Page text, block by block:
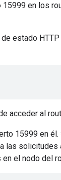
en los
estado
acceder al
15999 en
las solicitudes
el nodo del